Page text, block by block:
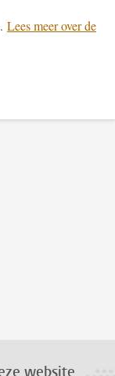
Lees meer over de
website